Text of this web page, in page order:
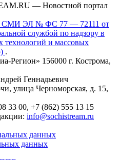
— Новостной портал
СМИ ЭЛ № ФС 77 — 72111 от
службой по надзору в
технологий и массовых
.
156000 г. Кострома,
Геннадьевич
улица Черноморская, д. 15,
33 00, +7 (862) 555 13 15
info@sochistream.ru
данных
данных